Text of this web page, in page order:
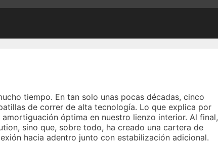
tiempo. En tan solo unas pocas décadas, cinco
de correr de alta tecnología. Lo que explica por
óptima en nuestro lienzo interior. Al final,
sino que, sobre todo, ha creado una cartera de
hacia adentro junto con estabilización adicional.